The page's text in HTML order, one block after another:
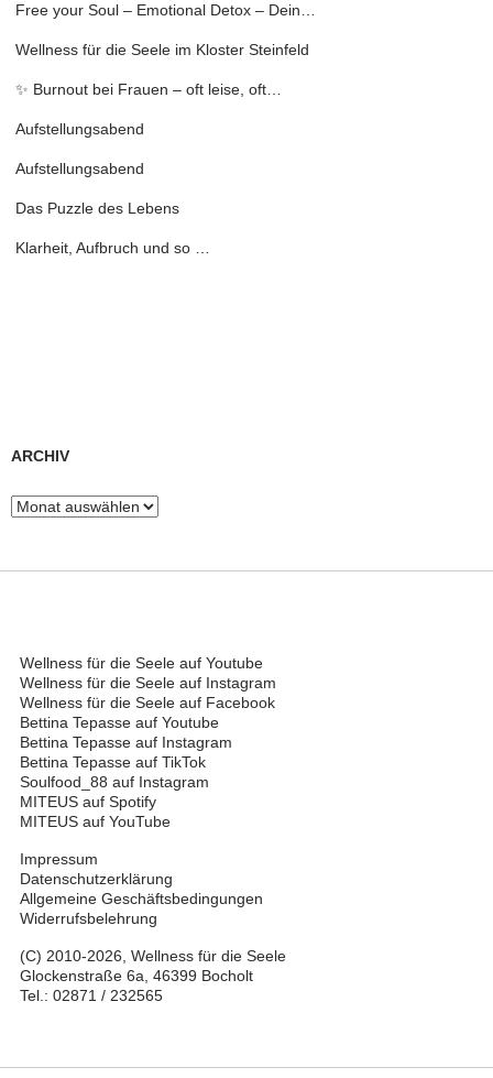
Free your Soul – Emotional Detox – Dein…
Wellness für die Seele im Kloster Steinfeld
✨ Burnout bei Frauen – oft leise, oft…
Aufstellungsabend
Aufstellungsabend
Das Puzzle des Lebens
Klarheit, Aufbruch und so …
ARCHIV
Archiv
Wellness für die Seele auf Youtube
Wellness für die Seele auf Instagram
Wellness für die Seele auf Facebook
Bettina Tepasse auf Youtube
Bettina Tepasse auf Instagram
Bettina Tepasse auf TikTok
Soulfood_88 auf Instagram
MITEUS auf Spotify
MITEUS auf YouTube
Impressum
Datenschutzerklärung
Allgemeine Geschäftsbedingungen
Widerrufsbelehrung
(C) 2010-2026, Wellness für die Seele
Glockenstraße 6a, 46399 Bocholt
Tel.: 02871 / 232565